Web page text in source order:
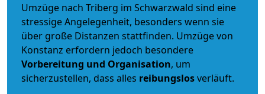
Umzüge nach Triberg im Schwarzwald sind eine
stressige Angelegenheit, besonders wenn sie
über große Distanzen stattfinden. Umzüge von
Konstanz erfordern jedoch besondere
Vorbereitung und Organisation, um
sicherzustellen, dass alles reibungslosverläuft.